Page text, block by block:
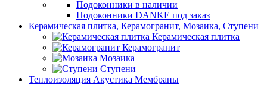
Подоконники в наличии
Подоконники DANKE под заказ
Керамическая плитка, Керамогранит, Мозаика, Ступени
Керамическая плитка
Керамогранит
Мозаика
Ступени
Теплоизоляция Акустика Мембраны